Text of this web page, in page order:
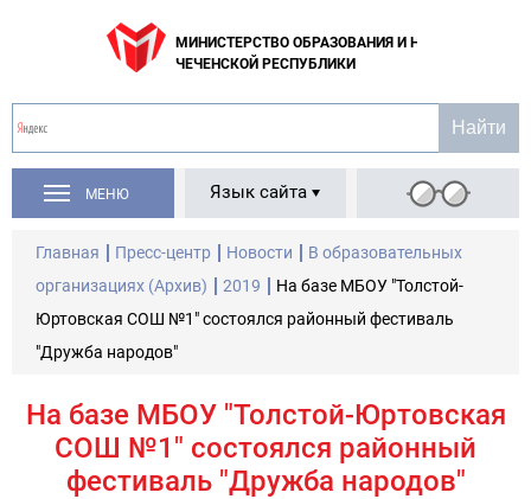
МИНИСТЕРСТВО ОБРАЗОВАНИЯ И НАУКИ
ЧЕЧЕНСКОЙ РЕСПУБЛИКИ
МЕНЮ Язык сайта
Главная Пресс-центр Новости
В образовательных
организациях (Архив)
2019
На базе МБОУ "Толстой-
Юртовская СОШ №1" состоялся районный фестиваль
"Дружба народов"
На базе МБОУ "Толстой-Юртовская
СОШ №1" состоялся районный
фестиваль "Дружба народов"